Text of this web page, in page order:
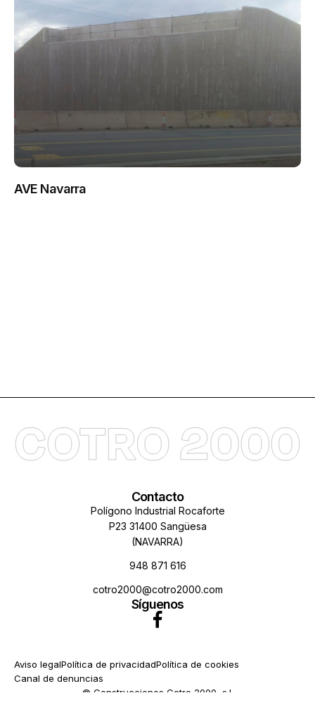
AVE Navarra
Contacto
Polígono Industrial Rocaforte
P23 31400 Sangüesa
(NAVARRA)
948 871 616
cotro2000@cotro2000.com
Síguenos
© Construcciones Cotro 2000, s.l.
Aviso legalPolítica de privacidadPolítica de cookies
Canal de denuncias